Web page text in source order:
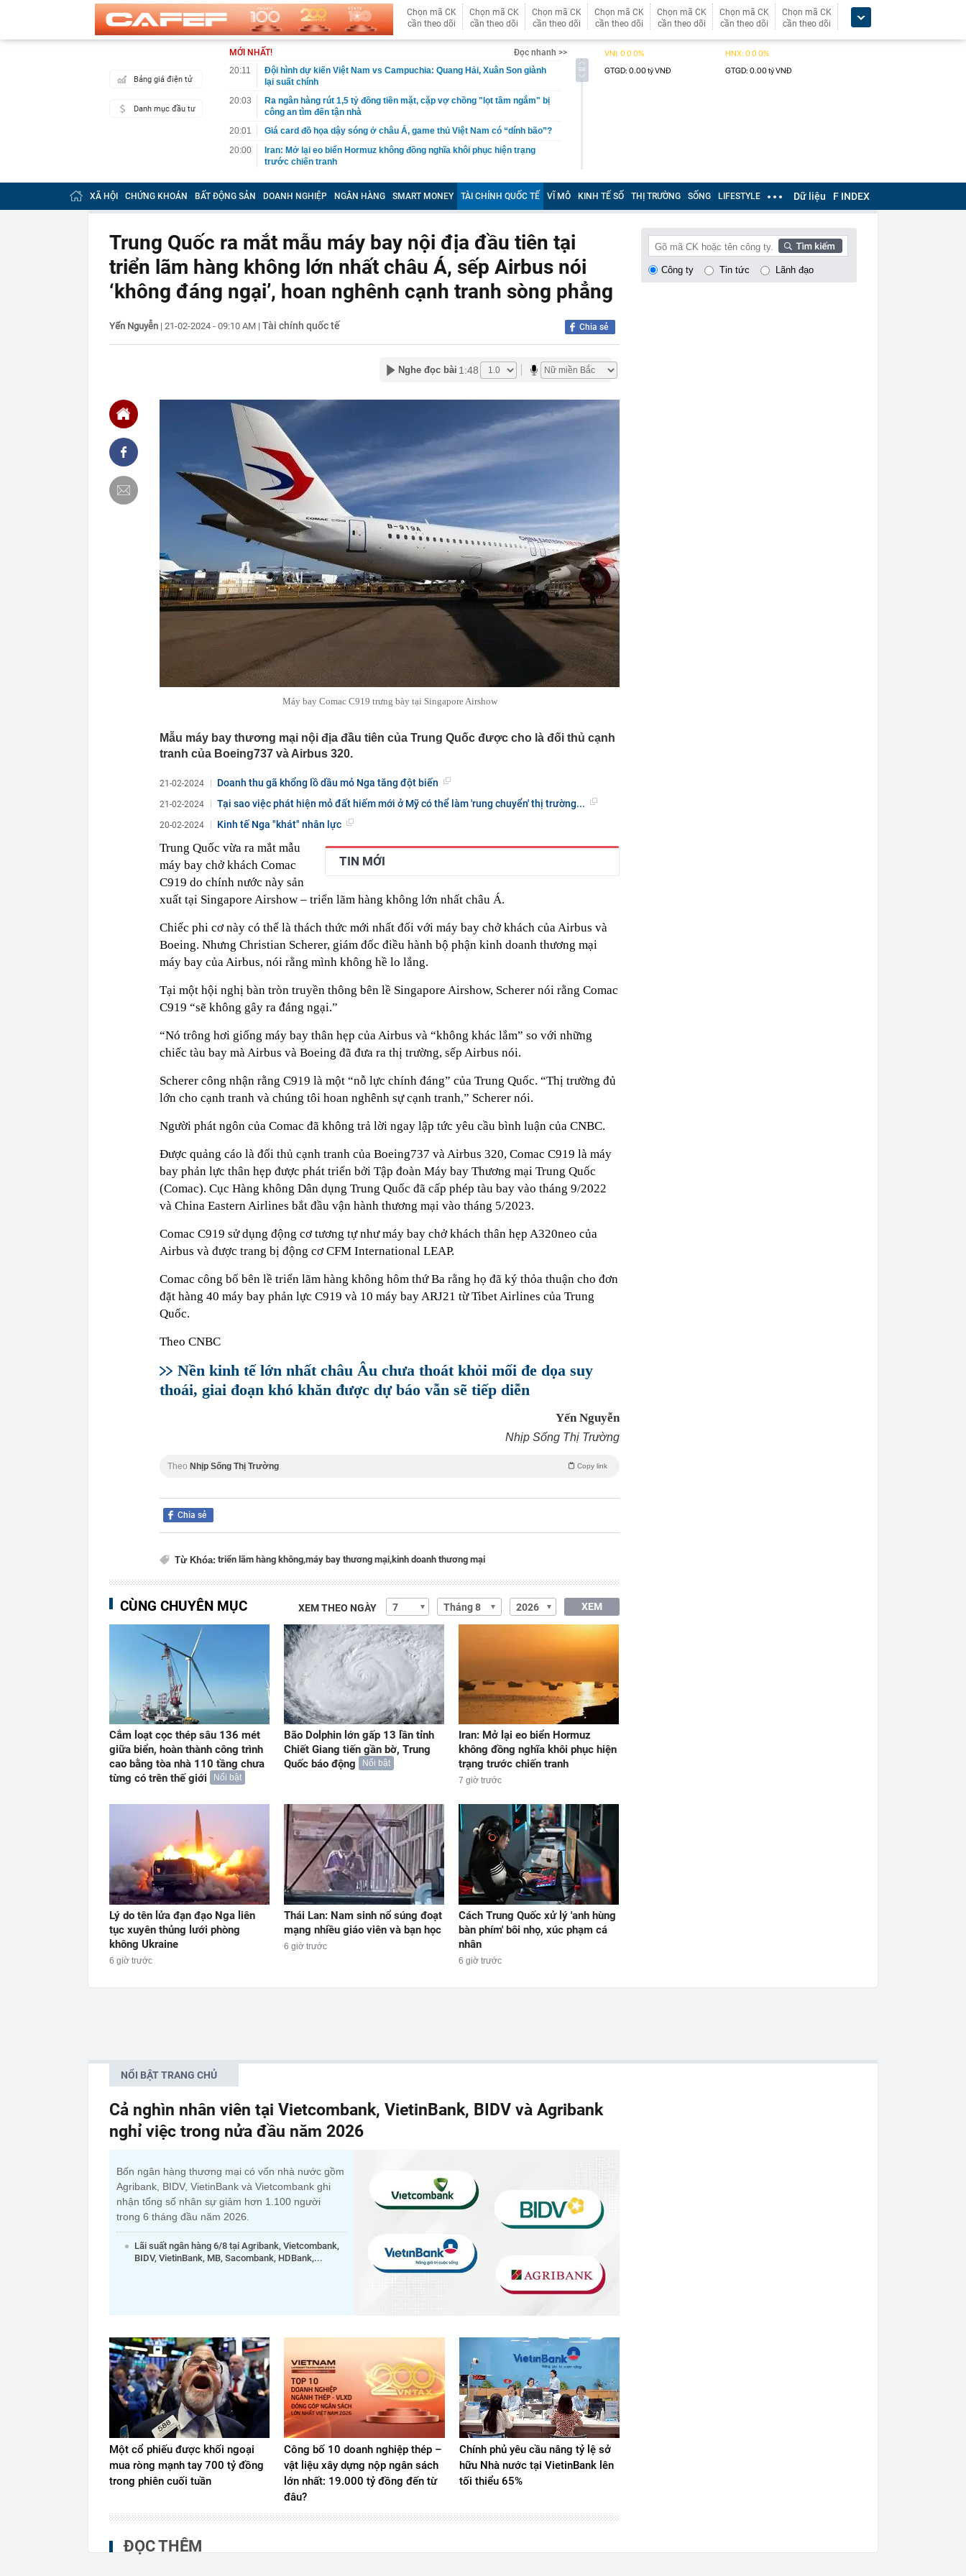
Chọn mã CK
cần theo dõi
Chọn mã CK
cần theo dõi
Chọn mã CK
cần theo dõi
Chọn mã CK
cần theo dõi
Chọn mã CK
cần theo dõi
Chọn mã CK
cần theo dõi
Chọn mã CK
cần theo dõi
Bảng giá điện tử
Danh mục đầu tư
MỚI NHẤT!
Đọc nhanh >>
20:11
Đội hình dự kiến Việt Nam vs Campuchia: Quang Hải, Xuân Son giành
lại suất chính
20:03
Ra ngân hàng rút 1,5 tỷ đồng tiền mặt, cặp vợ chồng "lọt tầm ngắm" bị
công an tìm đến tận nhà
20:01
Giá card đồ họa dậy sóng ở châu Á, game thủ Việt Nam có “dính bão”?
20:00
Iran: Mở lại eo biển Hormuz không đồng nghĩa khôi phục hiện trạng
trước chiến tranh
19:59
Trước 31/8/2026, hoàn thành kế hoạch cơ cấu lại vốn nhà nước tại
doanh nghiệp giai đoạn 2026-2030
19:49
Chuyên gia Phan Anh Tú: Việt Nam không nên vội vàng trước
19:40
Đem đấu giá bộ trang sức kim cương 25 tỷ của bà Trương Mỹ Lan:
Mất hết hóa đơn nhưng món đắt nhất giá 9,4 tỷ
19:37
Khánh Sky, Vua Quạt và Hồ Văn Khoa bị khởi tố sau loạt livestream
gây náo loạn mạng xã hội
19:37
Lý do tên lửa đạn đạo Nga liên tục xuyên thủng lưới phòng không
19:37
Nơi chuẩn bị lên thành phố trực thuộc Trung ương mới của Việt Nam
báo tin vui
Lãi suất ngân hàng 7/8 tại Agribank, Vietcombank, BIDV, VietinBank,
19:21
Cây nha đam 28 năm tuổi héo khô suốt 2 năm bỗng bật chồi, cách xử
lý của người bà khiến dân mạng nể phục
19:10
Thái Lan: Nam sinh nổ súng đoạt mạng nhiều giáo viên và bạn học
19:10
Chủ tiệm văn phòng phẩm tiết lộ 4 món đầu năm học bán rất chạy
nhưng học sinh lại ít dùng
19:00
XSMB 7/8 - Kết quả xổ số miền Bắc hôm nay thứ Sáu ngày 7/8/2026
18:57
Tài khoản ngân hàng chưa từng được sử dụng bất ngờ có số dư 100
triệu đồng
18:50
Vì sao phở Hà Nội hay bán hết trước giờ trưa?
18:50
Cách Trung Quốc xử lý 'anh hùng bàn phím' bôi nhọ, xúc phạm cá nhân
18:45
Công an xác minh cọc tiền tổng giá trị 80.000.000 đồng bị bỏ lại ở địa
điểm làm CCCD
XÃ HỘI CHỨNG KHOÁN BẤT ĐỘNG SẢN DOANH NGHIỆP NGÂN HÀNG SMART MONEY TÀI CHÍNH QUỐC TẾ VĨ MÔ KINH TẾ SỐ THỊ TRƯỜNG SỐNG LIFESTYLE Dữ liệu F INDEX
Trung Quốc ra mắt mẫu máy bay nội địa đầu tiên tại
triển lãm hàng không lớn nhất châu Á, sếp Airbus nói
‘không đáng ngại’, hoan nghênh cạnh tranh sòng phẳng
Yến Nguyễn | 21-02-2024 - 09:10 AM | Tài chính quốc tế Chia sẻ
Nghe đọc bài 1:48
Máy bay Comac C919 trưng bày tại Singapore Airshow
Mẫu máy bay thương mại nội địa đầu tiên của Trung Quốc được cho là đối thủ cạnh
tranh của Boeing737 và Airbus 320.
21-02-2024 Doanh thu gã khổng lồ dầu mỏ Nga tăng đột biến
21-02-2024 Tại sao việc phát hiện mỏ đất hiếm mới ở Mỹ có thể làm 'rung chuyển' thị trường...
20-02-2024 Kinh tế Nga "khát" nhân lực
TIN MỚI
Trung Quốc vừa ra mắt mẫu
máy bay chở khách Comac
C919 do chính nước này sản
xuất tại Singapore Airshow – triển lãm hàng không lớn nhất châu Á.
Chiếc phi cơ này có thể là thách thức mới nhất đối với máy bay chở khách của Airbus và
Boeing. Nhưng Christian Scherer, giám đốc điều hành bộ phận kinh doanh thương mại
máy bay của Airbus, nói rằng mình không hề lo lắng.
Tại một hội nghị bàn tròn truyền thông bên lề Singapore Airshow, Scherer nói rằng Comac
C919 “sẽ không gây ra đáng ngại.”
“Nó trông hơi giống máy bay thân hẹp của Airbus và “không khác lắm” so với những
chiếc tàu bay mà Airbus và Boeing đã đưa ra thị trường, sếp Airbus nói.
Scherer công nhận rằng C919 là một “nỗ lực chính đáng” của Trung Quốc. “Thị trường đủ
lớn cho cạnh tranh và chúng tôi hoan nghênh sự cạnh tranh,” Scherer nói.
Người phát ngôn của Comac đã không trả lời ngay lập tức yêu cầu bình luận của CNBC.
Được quảng cáo là đối thủ cạnh tranh của Boeing737 và Airbus 320, Comac C919 là máy
bay phản lực thân hẹp được phát triển bởi Tập đoàn Máy bay Thương mại Trung Quốc
(Comac). Cục Hàng không Dân dụng Trung Quốc đã cấp phép tàu bay vào tháng 9/2022
và China Eastern Airlines bắt đầu vận hành thương mại vào tháng 5/2023.
Comac C919 sử dụng động cơ tương tự như máy bay chở khách thân hẹp A320neo của
Airbus và được trang bị động cơ CFM International LEAP.
Comac công bố bên lề triển lãm hàng không hôm thứ Ba rằng họ đã ký thỏa thuận cho đơn
đặt hàng 40 máy bay phản lực C919 và 10 máy bay ARJ21 từ Tibet Airlines của Trung
Quốc.
Theo CNBC
Nền kinh tế lớn nhất châu Âu chưa thoát khỏi mối đe dọa suy
thoái, giai đoạn khó khăn được dự báo vẫn sẽ tiếp diễn
Yến Nguyễn
Nhịp Sống Thị Trường
Theo Nhịp Sống Thị Trường Copy link
Chia sẻ
Từ Khóa: triển lãm hàng không,máy bay thương mại,kinh doanh thương mại
CÙNG CHUYÊN MỤC XEM THEO NGÀY XEM
Cắm loạt cọc thép sâu 136 mét
giữa biển, hoàn thành công trình
cao bằng tòa nhà 110 tầng chưa
từng có trên thế giới
Nổi bật
Bão Dolphin lớn gấp 13 lần tỉnh
Chiết Giang tiến gần bờ, Trung
Quốc báo động
Nổi bật
Iran: Mở lại eo biển Hormuz
không đồng nghĩa khôi phục hiện
trạng trước chiến tranh
7 giờ trước
Lý do tên lửa đạn đạo Nga liên
tục xuyên thủng lưới phòng
không Ukraine
6 giờ trước
Thái Lan: Nam sinh nổ súng đoạt
mạng nhiều giáo viên và bạn học
6 giờ trước
Cách Trung Quốc xử lý 'anh hùng
bàn phím' bôi nhọ, xúc phạm cá
nhân
6 giờ trước
Công ty Tin tức Lãnh đạo
NỔI BẬT TRANG CHỦ
Cả nghìn nhân viên tại Vietcombank, VietinBank, BIDV và Agribank
nghỉ việc trong nửa đầu năm 2026
Bốn ngân hàng thương mại có vốn nhà nước gồm
Agribank, BIDV, VietinBank và Vietcombank ghi
nhận tổng số nhân sự giảm hơn 1.100 người
trong 6 tháng đầu năm 2026.
Lãi suất ngân hàng 6/8 tại Agribank, Vietcombank,
BIDV, VietinBank, MB, Sacombank, HDBank,...
Một cổ phiếu được khối ngoại
mua ròng mạnh tay 700 tỷ đồng
trong phiên cuối tuần
Công bố 10 doanh nghiệp thép –
vật liệu xây dựng nộp ngân sách
lớn nhất: 19.000 tỷ đồng đến từ
đâu?
Chính phủ yêu cầu nâng tỷ lệ sở
hữu Nhà nước tại VietinBank lên
tối thiểu 65%
ĐỌC THÊM